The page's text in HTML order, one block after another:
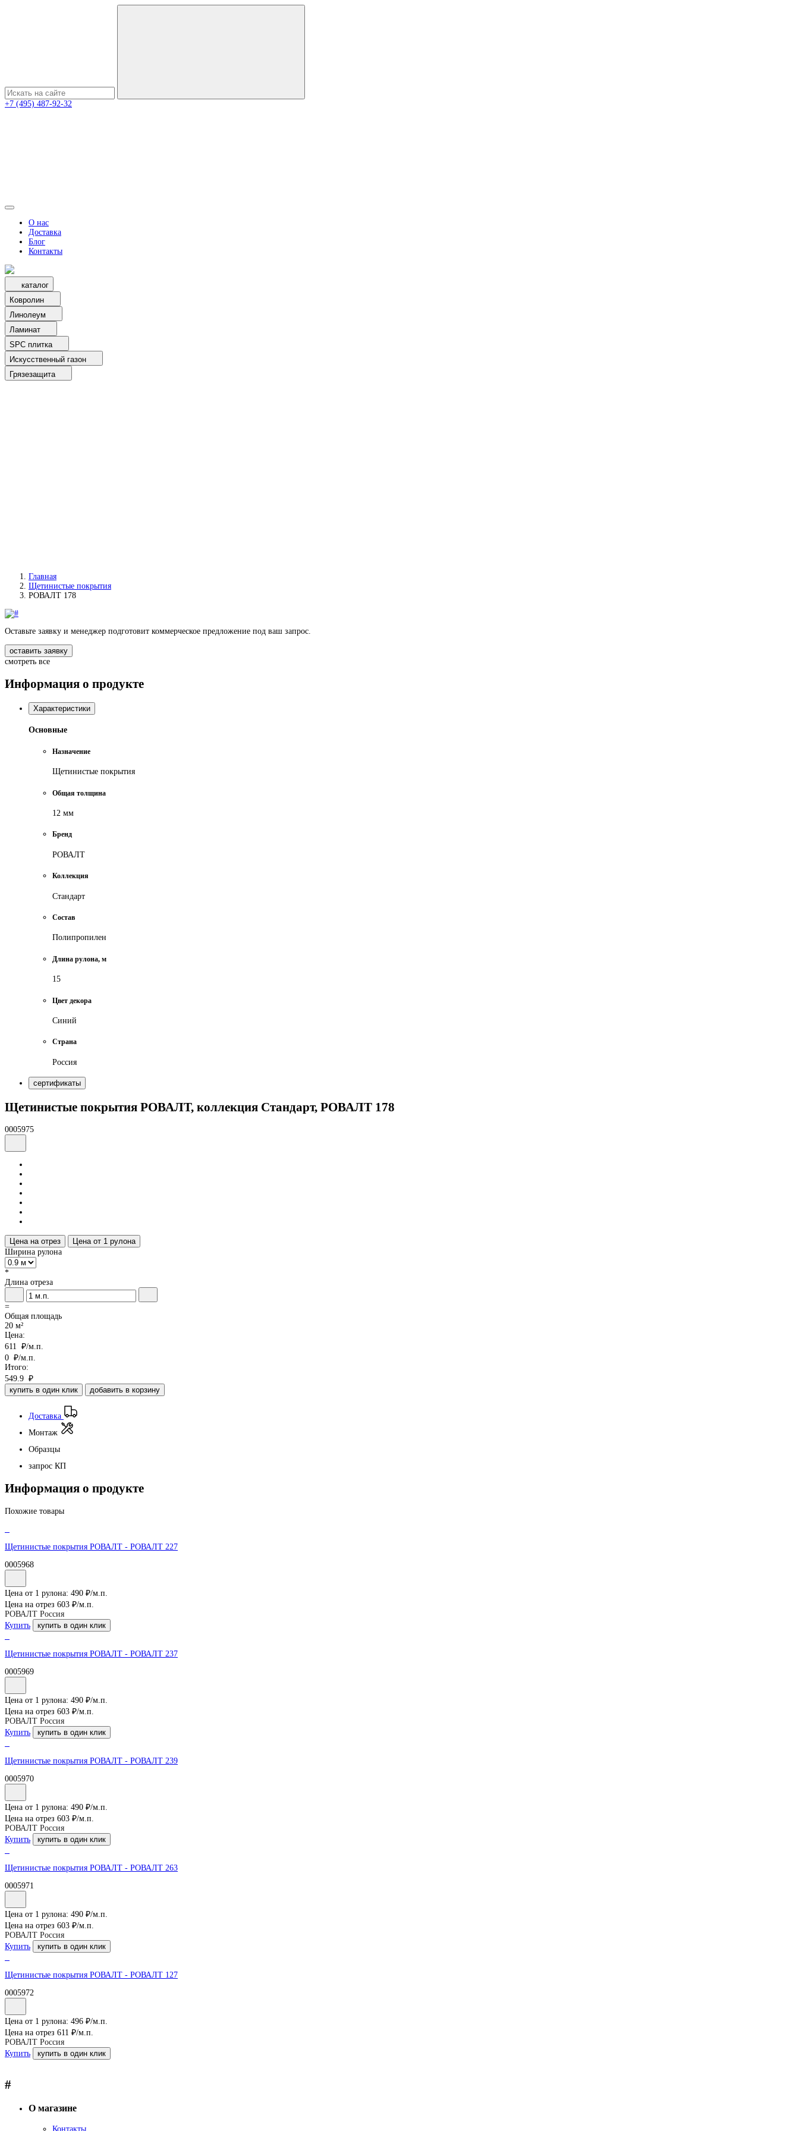
+7 (495) 487-92-32
О нас
Доставка
Блог
Контакты
каталог
Ковролин
Линолеум
Ламинат
SPC плитка
Искусственный газон
Грязезащита
Главная
Щетинистые покрытия
РОВАЛТ 178
Оставьте заявку и менеджер подготовит коммерческое предложение под ваш запрос.
оставить заявку
смотреть все
Информация о продукте
Характеристики
Основные
Назначение
Щетинистые покрытия
Общая толщина
12 мм
Бренд
РОВАЛТ
Коллекция
Стандарт
Состав
Полипропилен
Длина рулона, м
15
Цвет декора
Синий
Страна
Россия
сертификаты
Щетинистые покрытия РОВАЛТ, коллекция Стандарт, РОВАЛТ 178
0005975
Цена на отрез
Цена от 1 рулона
Ширина рулона
*
Длина отреза
=
Общая площадь
20 м²
Цена:
611
₽/м.п.
0 ₽/м.п.
Итого:
549.9 ₽
купить в один клик
добавить в корзину
Доставка
Монтаж
Образцы
запрос КП
Информация о продукте
Похожие товары
Щетинистые покрытия РОВАЛТ - РОВАЛТ 227
0005968
Цена от 1 рулона: 490 ₽/м.п.
Цена на отрез 603 ₽/м.п.
РОВАЛТ Россия
Купить
купить в один клик
Щетинистые покрытия РОВАЛТ - РОВАЛТ 237
0005969
Цена от 1 рулона: 490 ₽/м.п.
Цена на отрез 603 ₽/м.п.
РОВАЛТ Россия
Купить
купить в один клик
Щетинистые покрытия РОВАЛТ - РОВАЛТ 239
0005970
Цена от 1 рулона: 490 ₽/м.п.
Цена на отрез 603 ₽/м.п.
РОВАЛТ Россия
Купить
купить в один клик
Щетинистые покрытия РОВАЛТ - РОВАЛТ 263
0005971
Цена от 1 рулона: 490 ₽/м.п.
Цена на отрез 603 ₽/м.п.
РОВАЛТ Россия
Купить
купить в один клик
Щетинистые покрытия РОВАЛТ - РОВАЛТ 127
0005972
Цена от 1 рулона: 496 ₽/м.п.
Цена на отрез 611 ₽/м.п.
РОВАЛТ Россия
Купить
купить в один клик
#
О магазине
Контакты